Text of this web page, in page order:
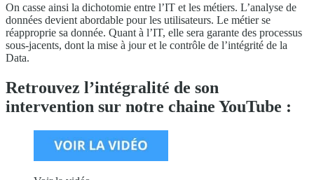
On casse ainsi la dichotomie entre l’IT et les métiers. L’analyse de
données devient abordable pour les utilisateurs. Le métier se
réapproprie sa donnée. Quant à l’IT, elle sera garante des processus
sous-jacents, dont la mise à jour et le contrôle de l’intégrité de la
Data.
Retrouvez l’intégralité de son
intervention sur notre chaine YouTube :